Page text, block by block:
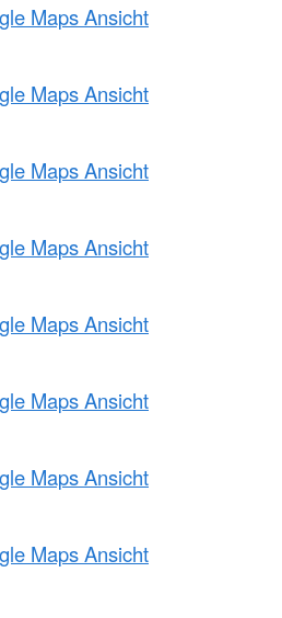
Maps Ansicht
Maps Ansicht
Maps Ansicht
Maps Ansicht
Maps Ansicht
Maps Ansicht
Maps Ansicht
Maps Ansicht